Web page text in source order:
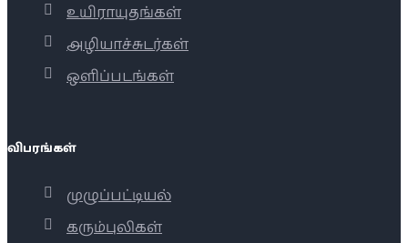
உயிராயுதங்கள்
அழியாச்சுடர்கள்
ஒளிப்படங்கள்
விபரங்கள்
முழுப்பட்டியல்
கரும்புலிகள்